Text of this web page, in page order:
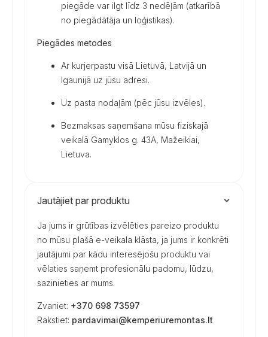
piegāde var ilgt līdz 3 nedēļām (atkarībā
no piegādātāja un loģistikas).
Piegādes metodes
Ar kurjerpastu visā Lietuvā, Latvijā un
Igaunijā uz jūsu adresi.
Uz pasta nodaļām (pēc jūsu izvēles).
Bezmaksas saņemšana mūsu fiziskajā
veikalā Gamyklos g. 43A, Mažeikiai,
Lietuva.
Jautājiet par produktu
Ja jums ir grūtības izvēlēties pareizo produktu
no mūsu plašā e-veikala klāsta, ja jums ir konkrēti
jautājumi par kādu interesējošu produktu vai
vēlaties saņemt profesionālu padomu, lūdzu,
sazinieties ar mums.
Zvaniet: +370 698 73597
Rakstiet: pardavimai@kemperiuremontas.lt